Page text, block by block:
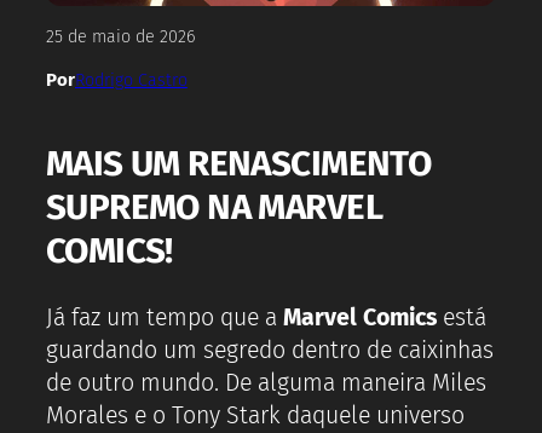
25 de maio de 2026
PorRodrigo Castro
MAIS UM RENASCIMENTO
SUPREMO NA MARVEL
COMICS!
Já faz um tempo que a Marvel Comicsestá
guardando um segredo dentro de caixinhas
de outro mundo. De alguma maneira Miles
Morales e o Tony Stark daquele universo